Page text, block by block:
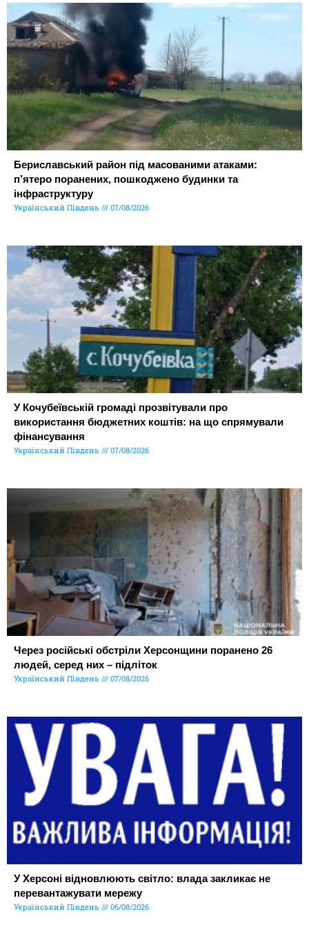
Бериславський район під масованими атаками:
п’ятеро поранених, пошкоджено будинки та
інфраструктуру
Український Південь 07/08/2026
У Кочубеївській громаді прозвітували про
використання бюджетних коштів: на що спрямували
фінансування
Український Південь 07/08/2026
Через російські обстріли Херсонщини поранено 26
людей, серед них – підліток
Український Південь 07/08/2026
У Херсоні відновлюють світло: влада закликає не
перевантажувати мережу
Український Південь 06/08/2026